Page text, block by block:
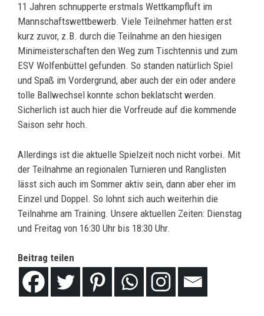
11 Jahren schnupperte erstmals Wettkampfluft im
Mannschaftswettbewerb. Viele Teilnehmer hatten erst
kurz zuvor, z.B. durch die Teilnahme an den hiesigen
Minimeisterschaften den Weg zum Tischtennis und zum
ESV Wolfenbüttel gefunden. So standen natürlich Spiel
und Spaß im Vordergrund, aber auch der ein oder andere
tolle Ballwechsel konnte schon beklatscht werden.
Sicherlich ist auch hier die Vorfreude auf die kommende
Saison sehr hoch.
Allerdings ist die aktuelle Spielzeit noch nicht vorbei. Mit
der Teilnahme an regionalen Turnieren und Ranglisten
lässt sich auch im Sommer aktiv sein, dann aber eher im
Einzel und Doppel. So lohnt sich auch weiterhin die
Teilnahme am Training. Unsere aktuellen Zeiten: Dienstag
und Freitag von 16:30 Uhr bis 18:30 Uhr.
Beitrag teilen